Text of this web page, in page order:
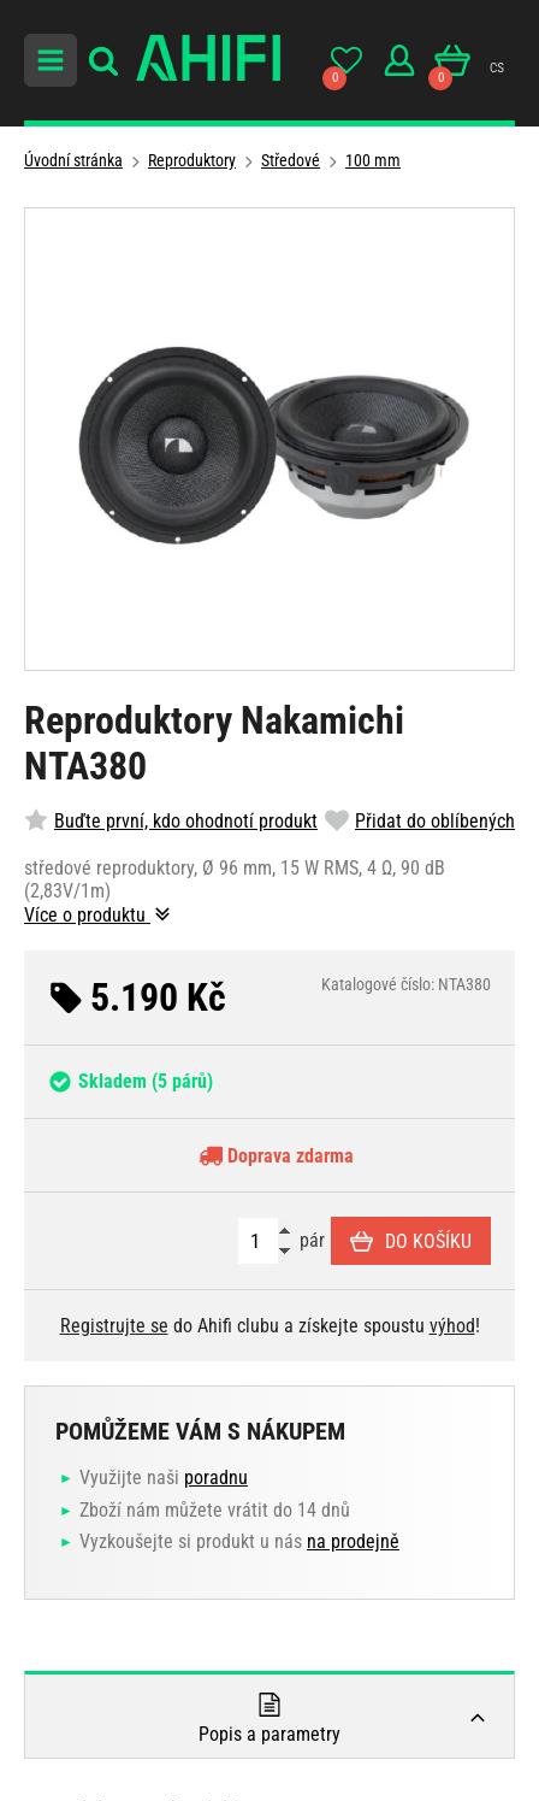
0 0
cs
Úvodní stránka Reproduktory Středové 100 mm
Reproduktory Nakamichi
NTA380
Buďte první, kdo ohodnotí produkt Přidat do oblíbených
středové reproduktory, Ø 96 mm, 15 W RMS, 4 Ω, 90 dB
(2,83V/1m)
Více o produktu
5.190 Kč Katalogové číslo: NTA380
Skladem (5 párů)
Doprava zdarma
pár DO KOŠÍKU
Registrujte se do Ahifi clubu a získejte spoustu výhod!
POMŮŽEME VÁM S NÁKUPEM
Využijte naši poradnu
Zboží nám můžete vrátit do 14 dnů
Vyzkoušejte si produkt u nás na prodejně
Popis a parametry